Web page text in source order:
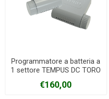
Programmatore a batteria a
1 settore TEMPUS DC TORO
€160,00